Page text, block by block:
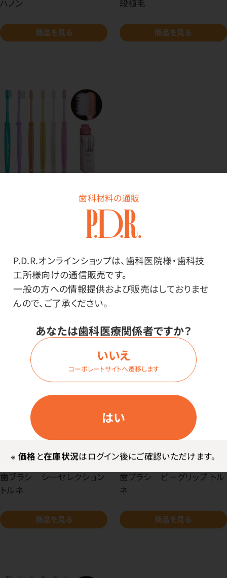
歯科材料の通販
P.D.R.オンラインショップは、歯科医院様・歯科技
工所様向けの通信販売です。
一般の方への情報提供および販売はしておりませ
んので、ご了承ください。
あなたは歯科医療関係者ですか？
はい
いいえ
コーポレートサイトへ遷移します
※ 価格と在庫状況はログイン後にご確認いただけます。
ハノン
商品を見る
段植毛
商品を見る
歯ブラシ ペルラ 二段植毛
トルネード毛 二段植毛タイプ・・・ねじった超極細毛とね
じった普通の太さの毛が植えられたタイプ
歯ブラシ シーセレクション
トルネ
商品を見る
歯ブラシ ピーグリップ トル
ネ
商品を見る